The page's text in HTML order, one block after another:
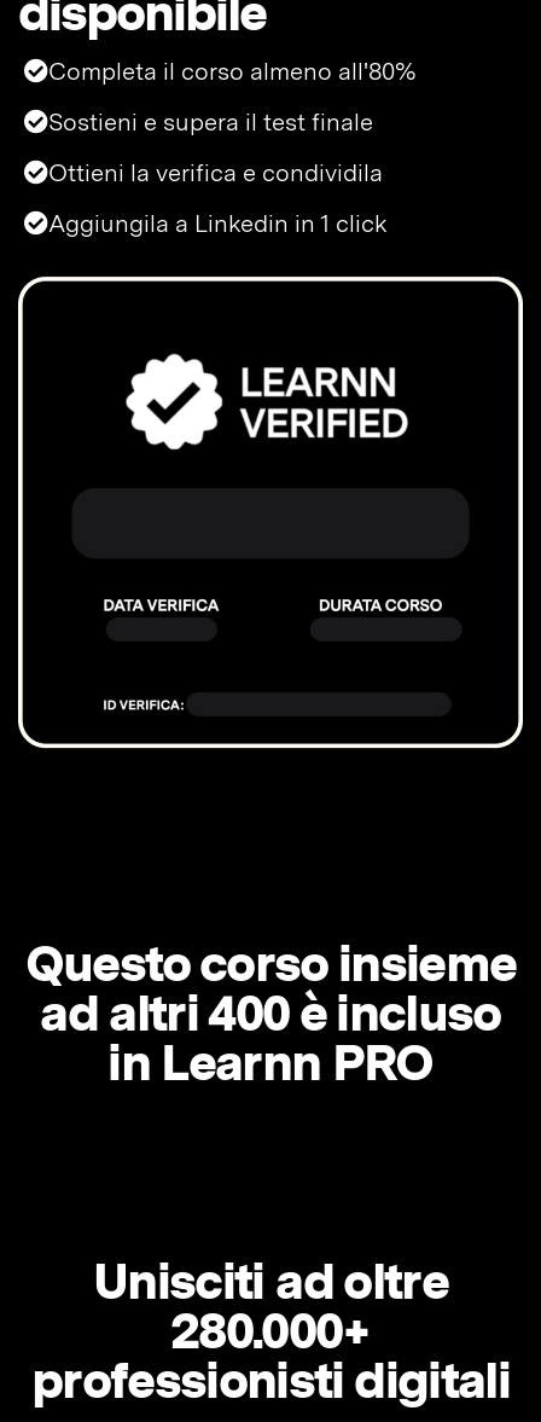
disponibile
Completa il corso almeno all'80%
Sostieni e supera il test finale
Ottieni la verifica e condividila
Aggiungila a Linkedin in 1 click
Questo corso insieme
ad altri 400 è incluso
in Learnn PRO
Unisciti ad oltre
280.000+
professionisti digitali